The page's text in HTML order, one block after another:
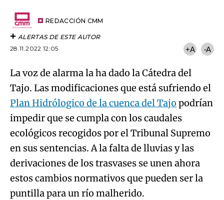
REDACCIÓN CMM
ALERTAS DE ESTE AUTOR
28.11.2022 12:05
+A -A
La voz de alarma la ha dado la Cátedra del
Tajo. Las modificaciones que está sufriendo el
Plan Hidrólogico de la cuenca del Tajo podrían
impedir que se cumpla con los caudales
ecológicos recogidos por el Tribunal Supremo
en sus sentencias. A la falta de lluvias y las
derivaciones de los trasvases se unen ahora
estos cambios normativos que pueden ser la
puntilla para un río malherido.